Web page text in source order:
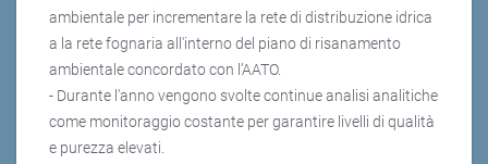
ambientale per incrementare la rete di distribuzione idrica
a la rete fognaria all'interno del piano di risanamento
ambientale concordato con l’AATO.
- Durante l'anno vengono svolte continue analisi analitiche
come monitoraggio costante per garantire livelli di qualità
e purezza elevati.